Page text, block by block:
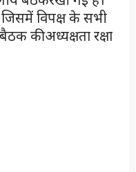
विपक्ष के सभी
की अध्यक्षता रक्षा